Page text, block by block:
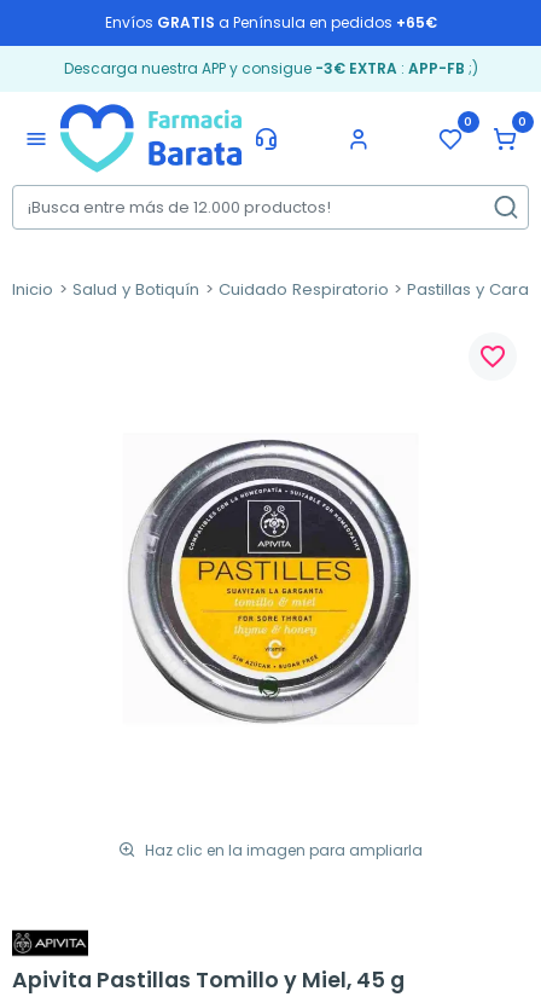
Envíos GRATIS a Península en pedidos +65€
Descarga nuestra APP y consigue -3€ EXTRA: APP-FB ;)
menu
0 0
Inicio Salud y Botiquín Cuidado Respiratorio Pastillas y
Haz clic en la imagen para ampliarla
favorite_border
Apivita Pastillas Tomillo y Miel, 45 g